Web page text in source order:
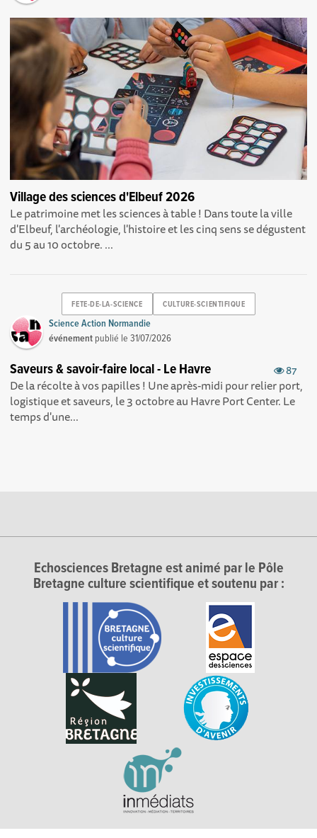
Village des sciences d'Elbeuf 2026
Le patrimoine met les sciences à table ! Dans toute la ville
d'Elbeuf, l'archéologie, l'histoire et les cinq sens se dégustent
du 5 au 10 octobre. ...
FETE-DE-LA-SCIENCE CULTURE-SCIENTIFIQUE
Science Action Normandie
événement publié le31/07/2026
87
Saveurs & savoir-faire local - Le Havre
De la récolte à vos papilles ! Une après-midi pour relier port,
logistique et saveurs, le 3 octobre au Havre Port Center. Le
temps d'une...
Echosciences Bretagne est animé par le Pôle
Bretagne culture scientifique et soutenu par :